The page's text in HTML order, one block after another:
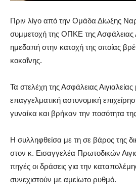
Πριν λίγο από την Ομάδα Δίωξης
συμμετοχή της ΟΠΚΕ της Ασφάλειας
ημεδαπή στην κατοχή της οποίας
κοκαΐνης.
Τα στελέχη της Ασφάλειας
επαγγελματική αστυνομική
γυναίκα και βρήκαν την ποσότητα
H συλληφθείσα με τη σε βάρος της
στον κ. Εισαγγελέα Πρωτοδικών
πηγές οι δράσεις για την
συνεχιστούν με αμείωτο ρυθμό.